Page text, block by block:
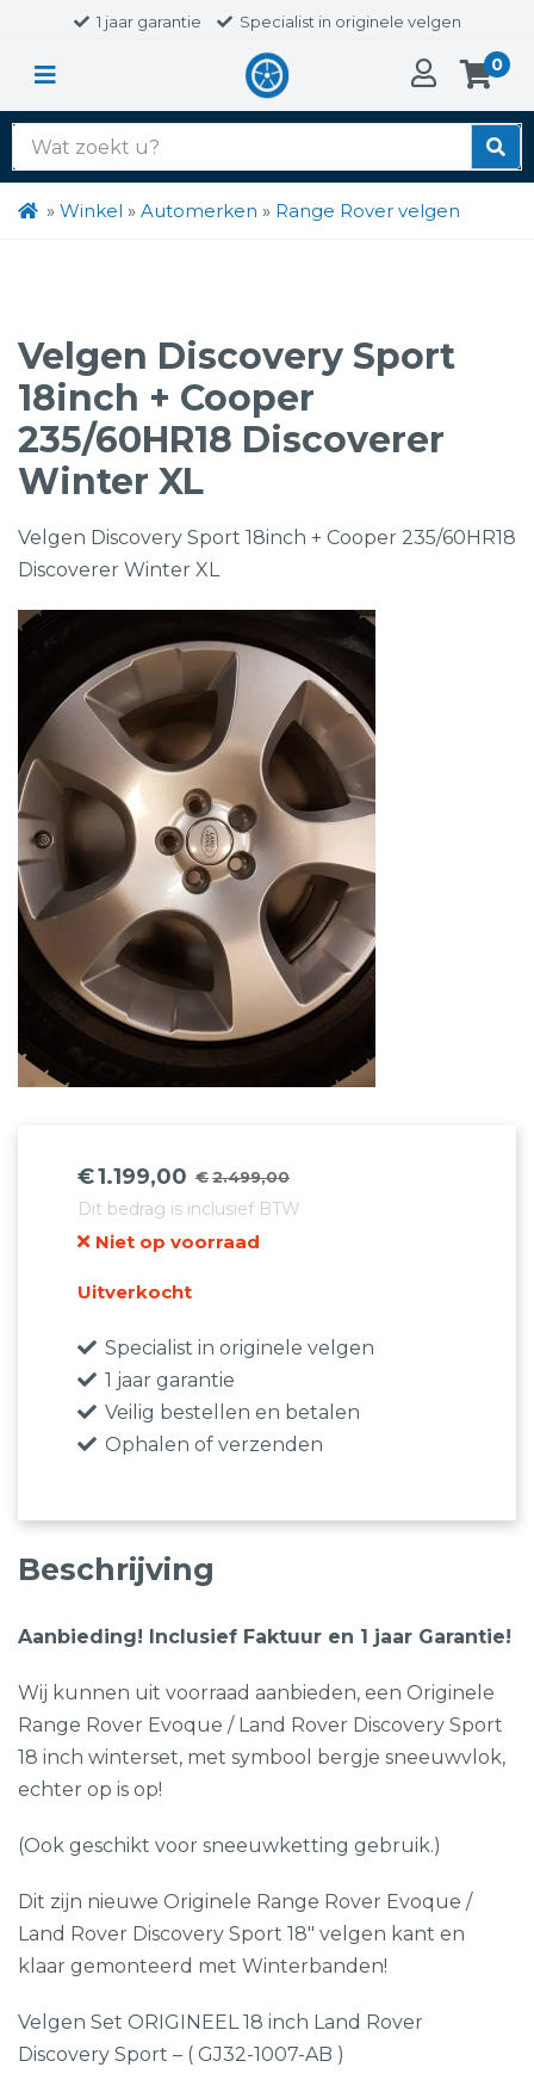
1 jaar garantie Specialist in originele velgen
0
Zoek
naar:
» Winkel » Automerken » Range Rover velgen
Velgen Discovery Sport
18inch + Cooper
235/60HR18 Discoverer
Winter XL
Velgen Discovery Sport 18inch + Cooper 235/60HR18
Discoverer Winter XL
€2.499,00
Oorspronkelijke
prijs
was:
€2.499,00.
€1.199,00
Huidige
prijs
is:
€1.199,00.
Dit bedrag is inclusief BTW
Niet op voorraad
Uitverkocht
Specialist in originele velgen
1 jaar garantie
Veilig bestellen en betalen
Ophalen of verzenden
Beschrijving
Aanbieding! Inclusief Faktuur en 1 jaar Garantie!
Wij kunnen uit voorraad aanbieden, een Originele
Range Rover Evoque / Land Rover Discovery Sport
18 inch winterset, met symbool bergje sneeuwvlok,
echter op is op!
(Ook geschikt voor sneeuwketting gebruik.)
Dit zijn nieuwe Originele Range Rover Evoque /
Land Rover Discovery Sport 18″ velgen kant en
klaar gemonteerd met Winterbanden!
Velgen Set ORIGINEEL 18 inch Land Rover
Discovery Sport – ( GJ32-1007-AB )